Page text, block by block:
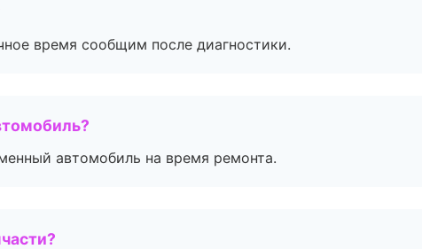
время сообщим после диагностики.
автомобиль на время ремонта.